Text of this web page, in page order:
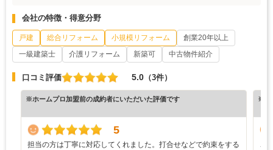
会社の特徴・得意分野
戸建 総合リフォーム 小規模リフォーム
創業20年以上
一級建築士
介護リフォーム 新築可 中古物件紹介
口コミ評価 5.0 （3件）
※ホームプロ加盟前の成約者にいただいた評価です
5
担当の方は丁寧に対応してくれました。打合せなどで約束をする
※ホ
こ